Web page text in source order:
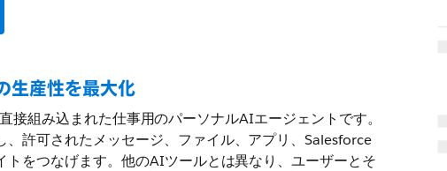
生産性を最大化
接組み込まれた仕事用のパーソナルAIエージェントです。
、許可されたメッセージ、ファイル、アプリ、Salesforce
トをつなげます。他のAIツールとは異なり、ユーザーとそ